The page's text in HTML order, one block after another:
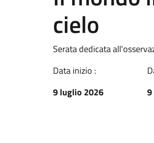
cielo
Serata dedicata
Data inizio :
9 luglio 2026